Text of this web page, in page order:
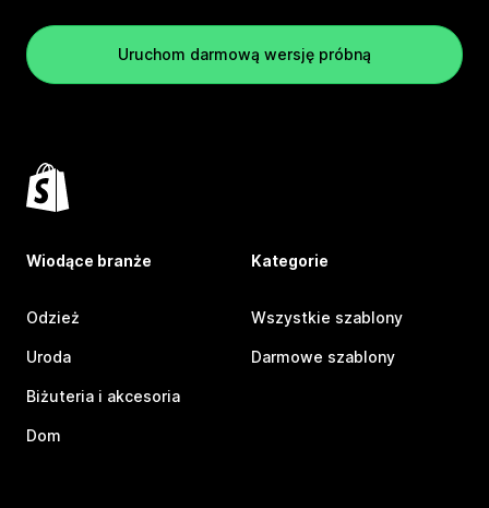
Uruchom darmową wersję próbną
Wiodące branże
Odzież
Uroda
Biżuteria i akcesoria
Dom
Kategorie
Wszystkie szablony
Darmowe szablony